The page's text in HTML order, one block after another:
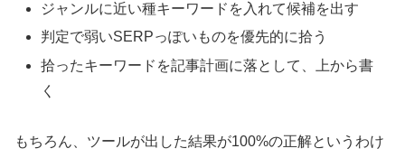
ジャンルに近い種キーワードを入れて候補を出す
判定で弱いSERPっぽいものを優先的に拾う
拾ったキーワードを記事計画に落として、上から書
く
もちろん、ツールが出した結果が100%の正解というわけ